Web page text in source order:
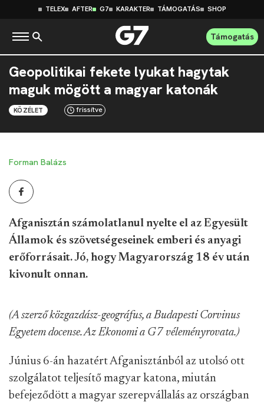
TELEX AFTER G7 KARAKTER TÁMOGATÁS SHOP
Támogatás
Geopolitikai fekete lyukat hagytak
maguk mögött a magyar katonák
KÖZÉLET frissítve
Forman Balázs
Afganisztán számolatlanul nyelte el az Egyesült
Államok és szövetségeseinek emberi és anyagi
erőforrásait. Jó, hogy Magyarország 18 év után
kivonult onnan.
(A szerző közgazdász-geográfus, a Budapesti Corvinus
Egyetem docense. Az Ekonomi a G7 véleményrovata.)
Június 6-án hazatért Afganisztánból az utolsó ott
szolgálatot teljesítő magyar katona, miután
befejeződött a magyar szerepvállalás az országban